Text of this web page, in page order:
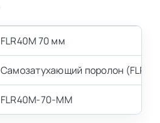
FLR40M 70 мм
Самозатухающий поролон (FLR)
FLR40M-70-MM